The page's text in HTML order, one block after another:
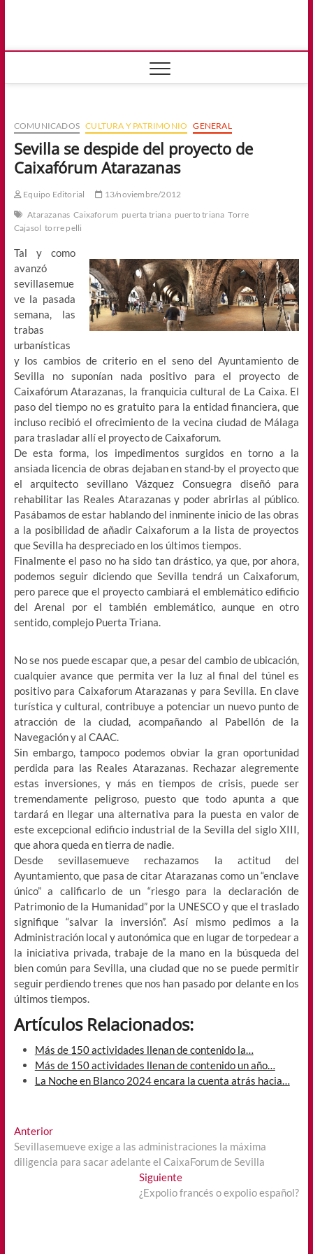
COMUNICADOS CULTURA Y PATRIMONIO GENERAL
Sevilla se despide del proyecto de
Caixafórum Atarazanas
Equipo Editorial
13/noviembre/2012
Atarazanas Caixaforum puerta triana puerto triana Torre
Cajasol torre pelli
Tal y como
avanzó
sevillasemue
ve la pasada
semana, las
trabas
urbanísticas
y los cambios de criterio en el seno del Ayuntamiento de
Sevilla no suponían nada positivo para el proyecto de
Caixafórum Atarazanas, la franquicia cultural de La Caixa. El
paso del tiempo no es gratuito para la entidad financiera, que
incluso recibió el ofrecimiento de la vecina ciudad de Málaga
para trasladar allí el proyecto de Caixaforum.
De esta forma, los impedimentos surgidos en torno a la
ansiada licencia de obras dejaban en stand-by el proyecto que
el arquitecto sevillano Vázquez Consuegra diseñó para
rehabilitar las Reales Atarazanas y poder abrirlas al público.
Pasábamos de estar hablando del inminente inicio de las obras
a la posibilidad de añadir Caixaforum a la lista de proyectos
que Sevilla ha despreciado en los últimos tiempos.
Finalmente el paso no ha sido tan drástico, ya que, por ahora,
podemos seguir diciendo que Sevilla tendrá un Caixaforum,
pero parece que el proyecto cambiará el emblemático edificio
del Arenal por el también emblemático, aunque en otro
sentido, complejo Puerta Triana.
No se nos puede escapar que, a pesar del cambio de ubicación,
cualquier avance que permita ver la luz al final del túnel es
positivo para Caixaforum Atarazanas y para Sevilla. En clave
turística y cultural, contribuye a potenciar un nuevo punto de
atracción de la ciudad, acompañando al Pabellón de la
Navegación y al CAAC.
Sin embargo, tampoco podemos obviar la gran oportunidad
perdida para las Reales Atarazanas. Rechazar alegremente
estas inversiones, y más en tiempos de crisis, puede ser
tremendamente peligroso, puesto que todo apunta a que
tardará en llegar una alternativa para la puesta en valor de
este excepcional edificio industrial de la Sevilla del siglo XIII,
que ahora queda en tierra de nadie.
Desde sevillasemueve rechazamos la actitud del
Ayuntamiento, que pasa de citar Atarazanas como un “enclave
único” a calificarlo de un “riesgo para la declaración de
Patrimonio de la Humanidad” por la UNESCO y que el traslado
signifique “salvar la inversión”. Así mismo pedimos a la
Administración local y autonómica que en lugar de torpedear a
la iniciativa privada, trabaje de la mano en la búsqueda del
bien común para Sevilla, una ciudad que no se puede permitir
seguir perdiendo trenes que nos han pasado por delante en los
últimos tiempos.
Artículos Relacionados:
Más de 150 actividades llenan de contenido la…
Más de 150 actividades llenan de contenido un año…
La Noche en Blanco 2024 encara la cuenta atrás hacia…
Navegación
de
AnteriorEntrada
anterior:
Sevillasemueve exige a las administraciones la máxima
diligencia para sacar adelante el CaixaForum de Sevilla
SiguienteEntrada
siguiente:
¿Expolio francés o expolio español?